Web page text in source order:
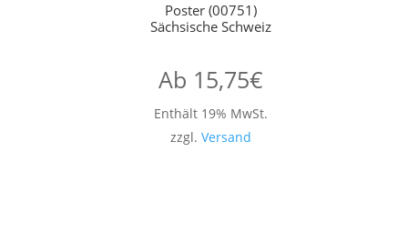
Poster (00751)
Sächsische Schweiz
Ab 15,75€
Enthält 19% MwSt.
zzgl. Versand